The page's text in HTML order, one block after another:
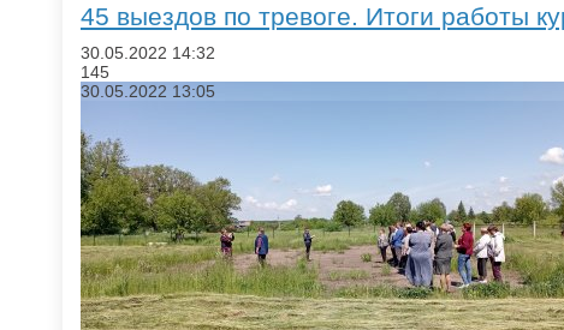
45 выездов по тревоге. Итоги работы
30.05.2022 14:32
145
30.05.2022 13:05